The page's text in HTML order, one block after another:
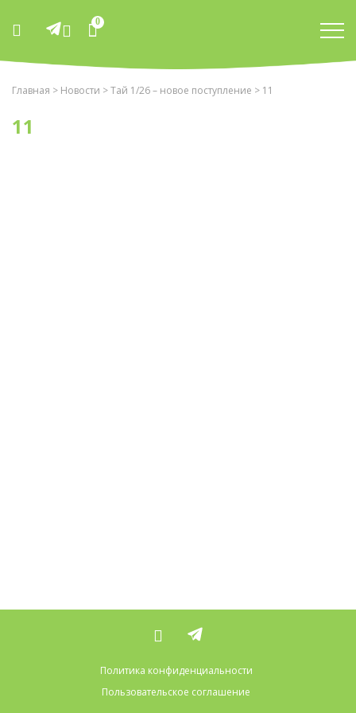
0
Главная > Новости >Тай 1/26 – новое поступление > 11
11
Политика конфиденциальности
Пользовательское соглашение